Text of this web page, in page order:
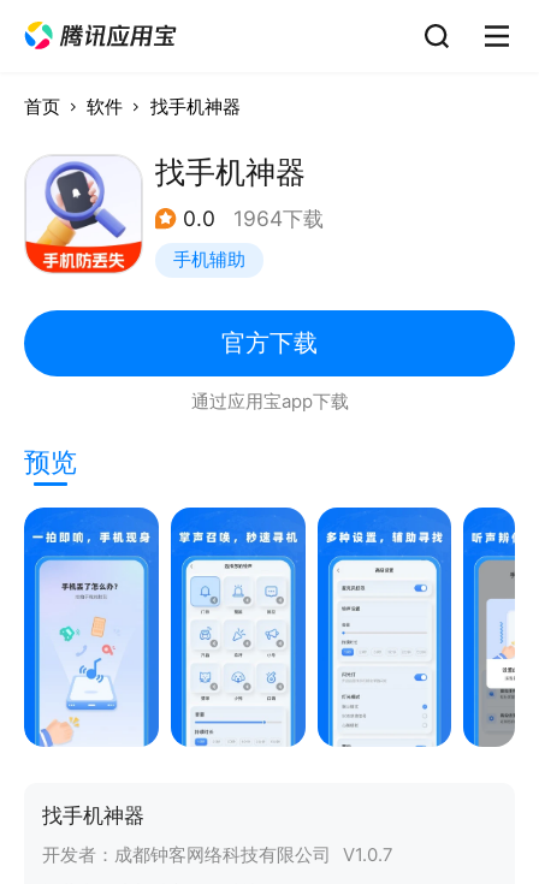
首页 软件 找手机神器
找手机神器
0.0 1964下载
手机辅助
官方下载
通过应用宝app下载
预览
找手机神器
开发者： 成都钟客网络科技有限公司 V1.0.7